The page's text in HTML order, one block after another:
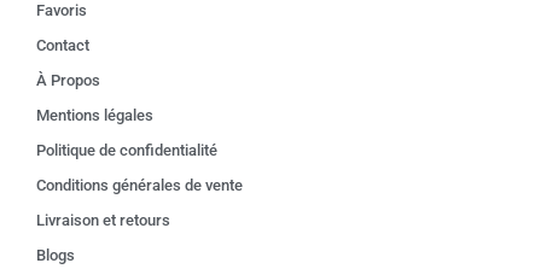
Favoris
Contact
À Propos
Mentions légales
Politique de confidentialité
Conditions générales de vente
Livraison et retours
Blogs